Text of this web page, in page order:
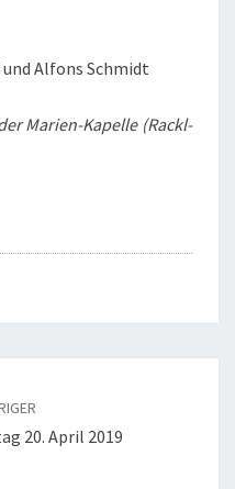
und Alfons Schmidt
Marien-Kapelle (Rackl-
20. April 2019